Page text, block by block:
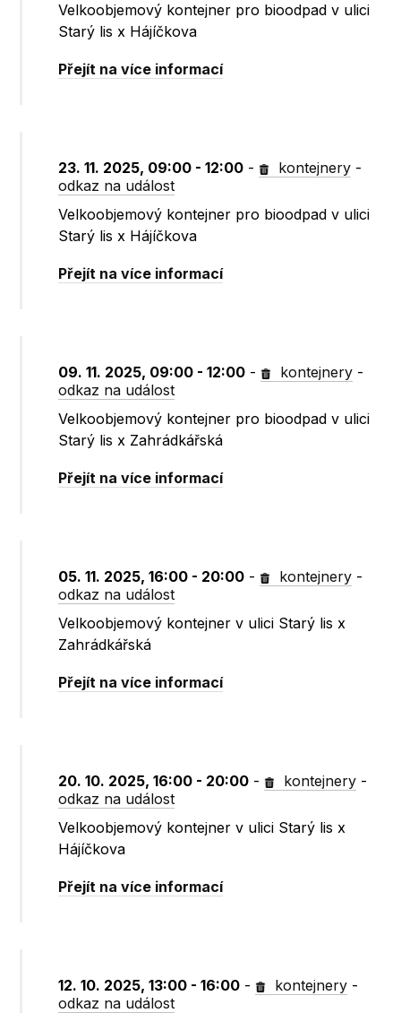
Velkoobjemový kontejner pro bioodpad v ulici
Starý lis x Hájíčkova
Přejít na více informací
23. 11. 2025, 09:00 - 12:00 - kontejnery -
odkaz na událost
Velkoobjemový kontejner pro bioodpad v ulici
Starý lis x Hájíčkova
Přejít na více informací
09. 11. 2025, 09:00 - 12:00 - kontejnery -
odkaz na událost
Velkoobjemový kontejner pro bioodpad v ulici
Starý lis x Zahrádkářská
Přejít na více informací
05. 11. 2025, 16:00 - 20:00 - kontejnery -
odkaz na událost
Velkoobjemový kontejner v ulici Starý lis x
Zahrádkářská
Přejít na více informací
20. 10. 2025, 16:00 - 20:00 - kontejnery -
odkaz na událost
Velkoobjemový kontejner v ulici Starý lis x
Hájíčkova
Přejít na více informací
12. 10. 2025, 13:00 - 16:00 - kontejnery -
odkaz na událost